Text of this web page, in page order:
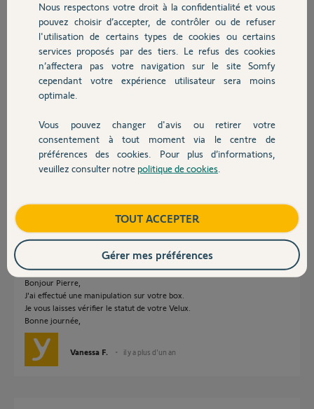
Chauffage
Autres produits
Devis avec un pro
Contact
j'ai un Velux toit plat CVU
le pense qu'il a encore quelque soucis avec ces nouvelles fonctions
dans la dernière mis a jours
@Support Somfy, est-il possible de collecter les logs de mon
installation et de savoir si ce soucis est deja connue et s'il y une mise
a jour de planifier ?
PIerre S.
Réponses
Bonjour Pierre,
J'ai effectué une manipulation sur votre box.
Je vous laisses vérifier le statut de votre Velux.
Bonne journée,
Vanessa F. il y a plus d'un an
Nous respectons votre droit à la confidentialité et vous
pouvez choisir d’accepter, de contrôler ou de refuser
l'utilisation de certains types de cookies ou certains
services proposés par des tiers. Le refus des cookies
n’affectera pas votre navigation sur le site Somfy
cependant votre expérience utilisateur sera moins
optimale.
Vous pouvez changer d'avis ou retirer votre
consentement à tout moment via le centre de
préférences des cookies. Pour plus d’informations,
veuillez consulter notre politique de cookies
TOUT ACCEPTER
Gérer mes préférences